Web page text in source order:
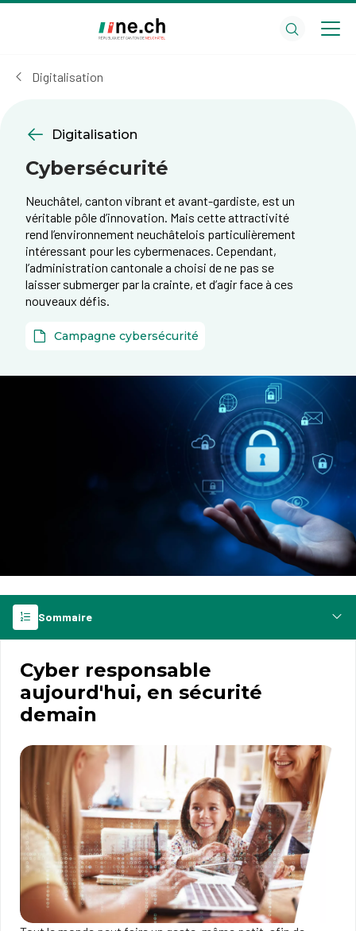
cookies
Digitalisation
Digitalisation
Cybersécurité
Neuchâtel, ​canton vibrant et avant-gardiste, est un
véritable pôle d’innovation. Mais cette attractivité
rend l’environnement neuchâtelois particulièrement
intéressant pour les cybermenaces. Cependant,
l’administration cantonale a choisi de ne pas se
laisser submerger par la crainte, et d’agir face à ces
nouveaux défis.
Campagne cybersécurité
Sommaire
Cyber responsable
aujourd'hui, en sécurité
demain